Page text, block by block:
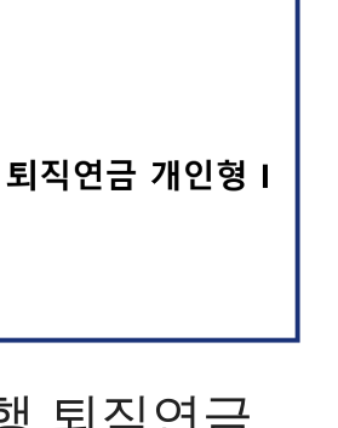
퇴직연금